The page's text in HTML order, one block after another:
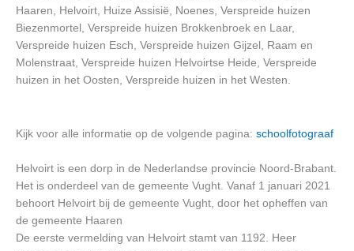
Haaren, Helvoirt, Huize Assisië, Noenes, Verspreide huizen
Biezenmortel, Verspreide huizen Brokkenbroek en Laar,
Verspreide huizen Esch, Verspreide huizen Gijzel, Raam en
Molenstraat, Verspreide huizen Helvoirtse Heide, Verspreide
huizen in het Oosten, Verspreide huizen in het Westen.
Kijk voor alle informatie op de volgende pagina: schoolfotograaf
Helvoirt is een dorp in de Nederlandse provincie Noord-Brabant.
Het is onderdeel van de gemeente Vught. Vanaf 1 januari 2021
behoort Helvoirt bij de gemeente Vught, door het opheffen van
de gemeente Haaren
De eerste vermelding van Helvoirt stamt van 1192. Heer